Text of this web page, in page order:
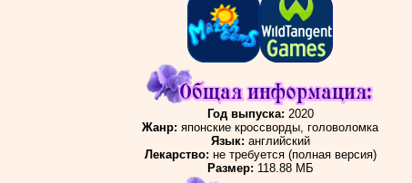
Год выпуска: 2020
Жанр: японские кроссворды, головоломка
Язык: английский
Лекарство: не требуется (полная версия)
Размер: 118.88 МБ